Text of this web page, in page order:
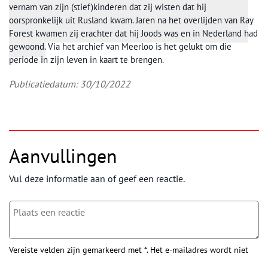
vernam van zijn (stief)kinderen dat zij wisten dat hij
oorspronkelijk uit Rusland kwam. Jaren na het overlijden van Ray
Forest kwamen zij erachter dat hij Joods was en in Nederland had
gewoond. Via het archief van Meerloo is het gelukt om die
periode in zijn leven in kaart te brengen.
Publicatiedatum: 30/10/2022
Aanvullingen
Vul deze informatie aan of geef een reactie.
Vereiste velden zijn gemarkeerd met *. Het e-mailadres wordt niet